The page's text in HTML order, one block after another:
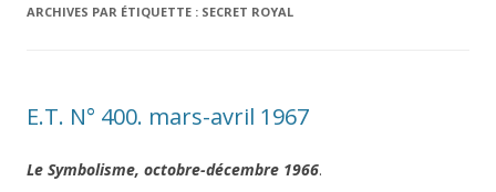
ARCHIVES PAR ÉTIQUETTE : SECRET ROYAL
E.T. N° 400. mars-avril 1967
Le Symbolisme, octobre-décembre 1966.